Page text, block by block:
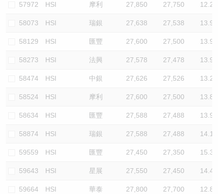
57972 HSI 摩利 27,850 27,750 12.2
58073 HSI 瑞銀 27,638 27,538 13.9
58129 HSI 匯豐 27,600 27,500 13.9
58273 HSI 法興 27,578 27,478 13.9
58474 HSI 中銀 27,626 27,526 13.2
58524 HSI 摩利 27,600 27,500 13.8
58634 HSI 匯豐 27,588 27,488 13.9
58874 HSI 瑞銀 27,588 27,488 14.1
59559 HSI 匯豐 27,450 27,350 15.3
59643 HSI 星展 27,550 27,450 14.4
59664 HSI 華泰 27,800 27,700 12.8